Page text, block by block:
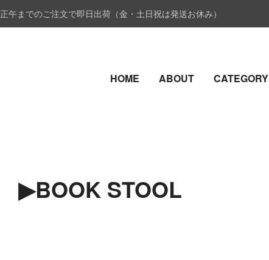
正午までのご注文で即日出荷（金・土日祝は発送お休み）
HOME ABOUT CATEGORY
▶︎BOOK STOOL